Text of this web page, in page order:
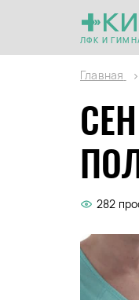
ЛФК И
Главная
282